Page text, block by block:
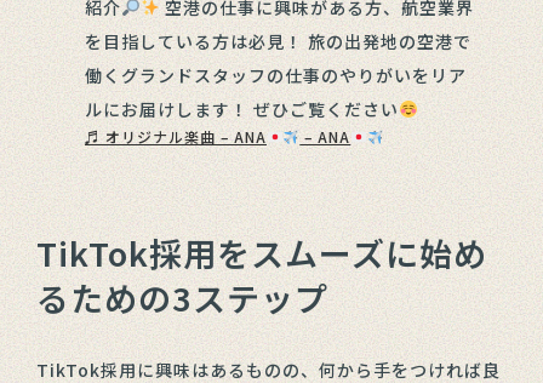
紹介
空港の仕事に興味がある方、航空業界
を目指している方は必見！ 旅の出発地の空港で
働くグランドスタッフの仕事のやりがいをリア
ルにお届けします！ ぜひご覧ください
♬ オリジナル楽曲 – ANA – ANA
TikTok採用をスムーズに始め
るための3ステップ
TikTok採用に興味はあるものの、何から手をつければ良